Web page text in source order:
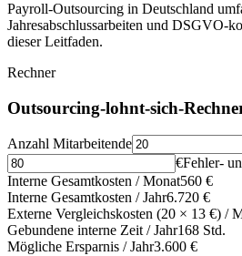
Payroll-Outsourcing in Deutschland
Jahresabschlussarbeiten und DSGVO-
dieser Leitfaden.
Rechner
Outsourcing-lohnt-sich-
Anzahl Mitarbeitende
€Fehler-
Interne Gesamtkosten / Monat560 €
Interne Gesamtkosten / Jahr6.720 €
Externe Vergleichskosten (20 × 13 €) /
Gebundene interne Zeit / Jahr168 Std.
Mögliche Ersparnis / Jahr3.600 €